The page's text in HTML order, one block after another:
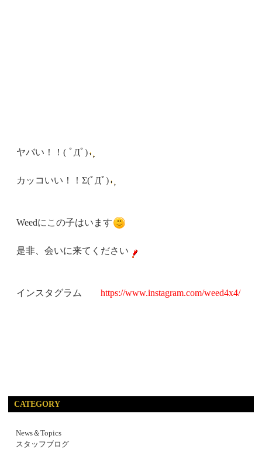
ヤバい！！( ﾟДﾟ)
カッコいい！！Σ(ﾟДﾟ)
Weedにこの子はいます
是非、会いに来てください
インスタグラム https://www.instagram.com/weed4x4/
CATEGORY
News＆Topics
スタッフブログ